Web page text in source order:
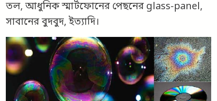
তল, আধুনিক স্মার্টফোনের পেছনের glass-panel,
সাবানের বুদবুদ, ইত্যাদি।